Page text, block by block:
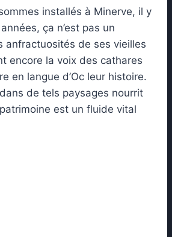
installés à Minerve, il y
ça n’est pas un
anfractuosités de ses vieilles
encore la voix des cathares
en langue d’Oc leur histoire.
de tels paysages nourrit
est un fluide vital